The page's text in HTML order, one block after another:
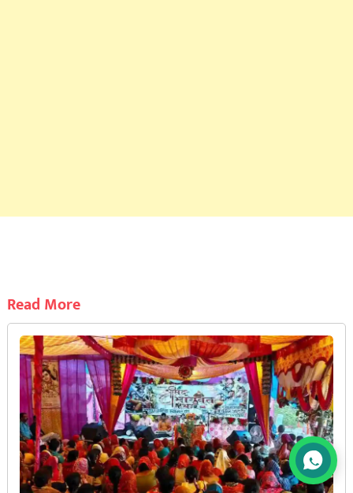
Read More